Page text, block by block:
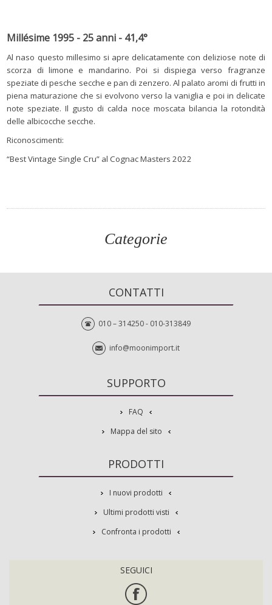
Millésime 1995 - 25 anni - 41,4°
Al naso questo millesimo si apre delicatamente con deliziose note di
scorza di limone e mandarino. Poi si dispiega verso fragranze
speziate di pesche secche e pan di zenzero. Al palato aromi di frutti in
piena maturazione che si evolvono verso la vaniglia e poi in delicate
note speziate. Il gusto di calda noce moscata bilancia la rotondità
delle albicocche secche.
Riconoscimenti:
“Best Vintage Single Cru” al Cognac Masters 2022
Categorie
CONTATTI
010 – 314250 - 010-313849
info@moonimport.it
SUPPORTO
FAQ
Mappa del sito
PRODOTTI
I nuovi prodotti
Ultimi prodotti visti
Confronta i prodotti
SEGUICI